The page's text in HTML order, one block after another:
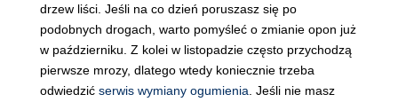
drzew liści. Jeśli na co dzień poruszasz się po
podobnych drogach, warto pomyśleć o zmianie opon już
w październiku. Z kolei w listopadzie często przychodzą
pierwsze mrozy, dlatego wtedy koniecznie trzeba
odwiedzić serwis wymiany ogumienia . Jeśli nie masz